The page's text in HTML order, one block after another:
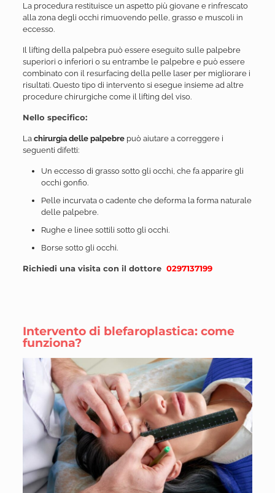
La procedura restituisce un aspetto più giovane e rinfrescato
alla zona degli occhi rimuovendo pelle, grasso e muscoli in
eccesso.
Il lifting della palpebra può essere eseguito sulle palpebre
superiori o inferiori o su entrambe le palpebre e può essere
combinato con il resurfacing della pelle laser per migliorare i
risultati. Questo tipo di intervento si esegue insieme ad altre
procedure chirurgiche come il lifting del viso.
Nello specifico:
La chirurgia delle palpebrepuò aiutare a correggere i
seguenti difetti:
Un eccesso di grasso sotto gli occhi, che fa apparire gli
occhi gonfio.
Pelle incurvata o cadente che deforma la forma naturale
delle palpebre.
Rughe e linee sottili sotto gli occhi.
Borse sotto gli occhi.
Richiedi una visita con il dottore 0297137199
Intervento di blefaroplastica: come
funziona?